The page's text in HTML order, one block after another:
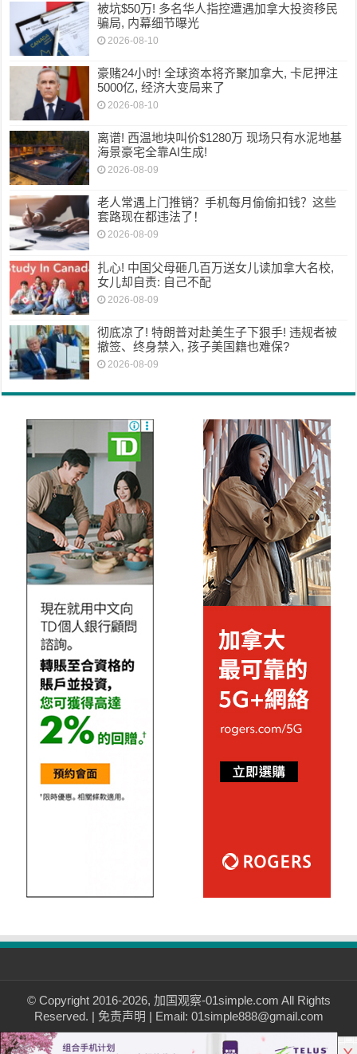
被坑$50万! 多名华人指控遭遇加拿大投资移民
骗局, 内幕细节曝光
2026-08-10
豪赌24小时! 全球资本将齐聚加拿大, 卡尼押注
5000亿, 经济大变局来了
2026-08-10
离谱! 西温地块叫价$1280万 现场只有水泥地基
海景豪宅全靠AI生成!
2026-08-09
老人常遇上门推销？手机每月偷偷扣钱？这些
套路现在都违法了！
2026-08-09
扎心! 中国父母砸几百万送女儿读加拿大名校,
女儿却自责: 自己不配
2026-08-09
彻底凉了! 特朗普对赴美生子下狠手! 违规者被
撤签、终身禁入, 孩子美国籍也难保?
2026-08-09
© Copyright 2016-2026, 加国观察-01simple.com All Rights
Reserved. | 免责声明 | Email: 01simple888@gmail.com